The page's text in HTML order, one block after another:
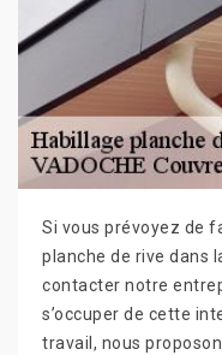
Si vous prévoyez de
planche de rive dans
contacter notre
s’occuper de cette
travail, nous